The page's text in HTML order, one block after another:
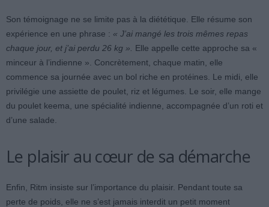
Son témoignage ne se limite pas à la diététique. Elle résume son
expérience en une phrase : « J’ai mangé les trois mêmes repas
chaque jour, et j’ai perdu 26 kg ».
Elle appelle cette approche sa «
minceur à l’indienne ». Concrètement, chaque matin, elle
commence sa journée avec un bol riche en protéines. Le midi, elle
privilégie une assiette de poulet, riz et légumes. Le soir, elle mange
du poulet keema, une spécialité indienne, accompagnée d’un roti et
d’une salade.
Le plaisir au cœur de sa démarche
Enfin, Ritm insiste sur l’importance du plaisir. Pendant toute sa
perte de poids, elle ne s’est jamais interdit un petit moment